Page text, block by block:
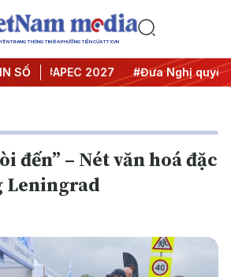
TRANG THÔNG TIN ĐA PHƯƠNG TIỆN CỦA TTXVN
SỐ#APEC 2027 #Đưa Nghị quyết
đến” – Nét văn hoá đặc
Leningrad